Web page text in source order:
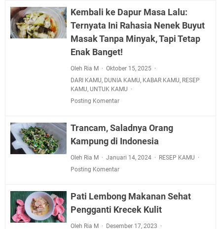
Kembali ke Dapur Masa Lalu:
Ternyata Ini Rahasia Nenek Buyut
Masak Tanpa Minyak, Tapi Tetap
Enak Banget!
Oleh Ria M
Oktober 15, 2025
DARI KAMU, DUNIA KAMU, KABAR KAMU, RESEP
KAMU, UNTUK KAMU
Posting Komentar
Trancam, Saladnya Orang
Kampung di Indonesia
Oleh Ria M Januari 14, 2024
RESEP KAMU
Posting Komentar
Pati Lembong Makanan Sehat
Pengganti Krecek Kulit
Oleh Ria M
Desember 17, 2023